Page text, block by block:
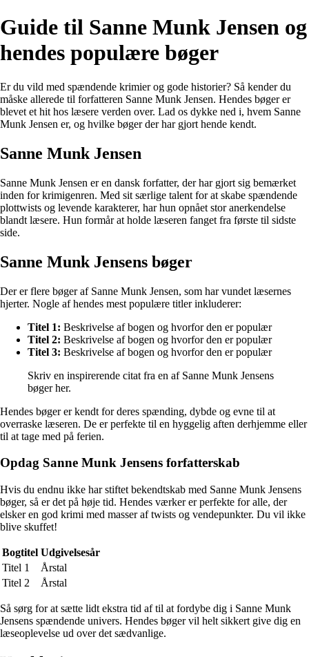
Guide til Sanne Munk Jensen og
hendes populære bøger
Er du vild med spændende krimier og gode historier? Så kender du
måske allerede til forfatteren Sanne Munk Jensen. Hendes bøger er
blevet et hit hos læsere verden over. Lad os dykke ned i, hvem Sanne
Munk Jensen er, og hvilke bøger der har gjort hende kendt.
Sanne Munk Jensen
Sanne Munk Jensen er en dansk forfatter, der har gjort sig bemærket
inden for krimigenren. Med sit særlige talent for at skabe spændende
plottwists og levende karakterer, har hun opnået stor anerkendelse
blandt læsere. Hun formår at holde læseren fanget fra første til sidste
side.
Sanne Munk Jensens bøger
Der er flere bøger af Sanne Munk Jensen, som har vundet læsernes
hjerter. Nogle af hendes mest populære titler inkluderer:
Titel 1: Beskrivelse af bogen og hvorfor den er populær
Titel 2: Beskrivelse af bogen og hvorfor den er populær
Titel 3: Beskrivelse af bogen og hvorfor den er populær
Skriv en inspirerende citat fra en af Sanne Munk Jensens
bøger her.
Hendes bøger er kendt for deres spænding, dybde og evne til at
overraske læseren. De er perfekte til en hyggelig aften derhjemme eller
til at tage med på ferien.
Opdag Sanne Munk Jensens forfatterskab
Hvis du endnu ikke har stiftet bekendtskab med Sanne Munk Jensens
bøger, så er det på høje tid. Hendes værker er perfekte for alle, der
elsker en god krimi med masser af twists og vendepunkter. Du vil ikke
blive skuffet!
Bogtitel Udgivelsesår
Titel 1
Årstal
Titel 2
Årstal
Så sørg for at sætte lidt ekstra tid af til at fordybe dig i Sanne Munk
Jensens spændende univers. Hendes bøger vil helt sikkert give dig en
læseoplevelse ud over det sædvanlige.